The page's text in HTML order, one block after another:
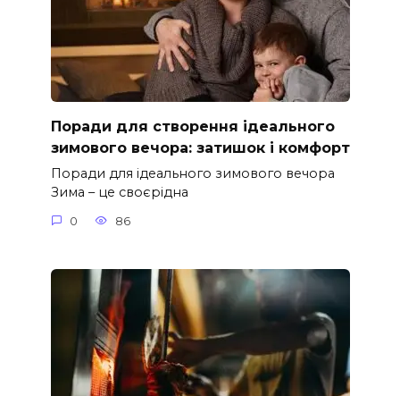
Поради для створення ідеального
зимового вечора: затишок і комфорт
Поради для ідеального зимового вечора
Зима – це своєрідна
0 86